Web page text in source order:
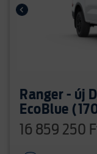
Ranger - új
EcoBlue
16 859 250